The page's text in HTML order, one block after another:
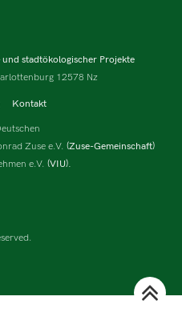
stadtökologischer Projekte
12578 Nz
Kontakt
Zuse e.V. (Zuse-Gemeinschaft)
e.V. (VIU).